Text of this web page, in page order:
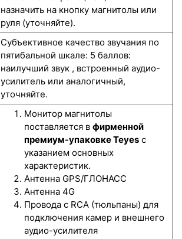
назначить на кнопку магнитолы или
руля (уточняйте).
Субъективное качество звучания по
пятибальной шкале: 5 баллов:
наилучший звук , встроенный аудио-
усилитель или аналогичный,
уточняйте.
Монитор магнитолы
поставляется в фирменной
премиум-упаковке Teyes с
указанием основных
характеристик.
Антенна GPS/ГЛОНАСС
Антенна 4G
Провода с RCA (тюльпаны) для
подключения камер и внешнего
аудио-усилителя